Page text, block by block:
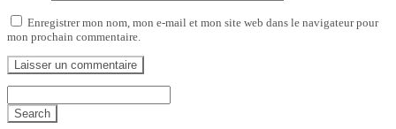
Enregistrer mon nom, mon e-mail et mon site web dans le navigateur pour
mon prochain commentaire.